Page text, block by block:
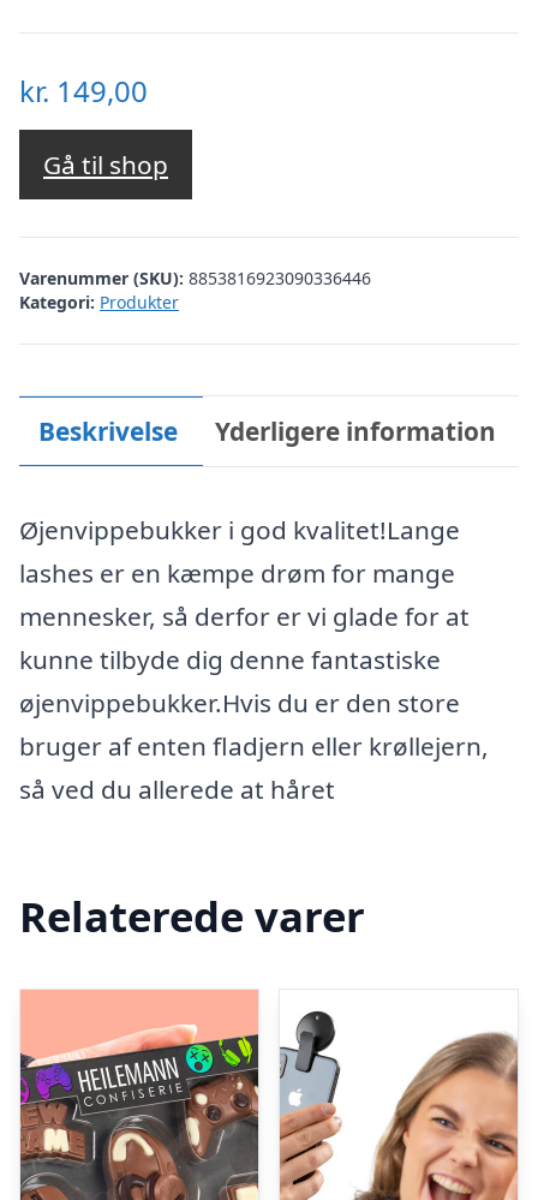
kr. 149,00
Gå til shop
Varenummer (SKU): 8853816923090336446
Kategori: Produkter
Beskrivelse Yderligere information
Øjenvippebukker i god kvalitet!Lange
lashes er en kæmpe drøm for mange
mennesker, så derfor er vi glade for at
kunne tilbyde dig denne fantastiske
øjenvippebukker.Hvis du er den store
bruger af enten fladjern eller krøllejern,
så ved du allerede at håret
Relaterede varer